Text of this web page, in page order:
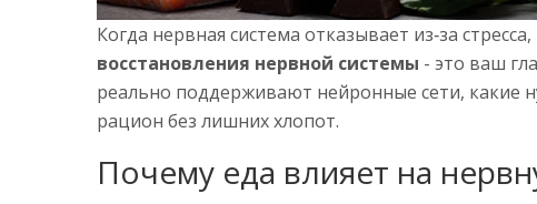
Когда нервная система отказывает из‑за
восстановления нервной системы - это ваш
реально поддерживают нейронные сети, какие
рацион без лишних хлопот.
Почему еда влияет на